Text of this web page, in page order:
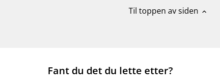
Til toppen av siden expand_less
Fant du det du lette etter?